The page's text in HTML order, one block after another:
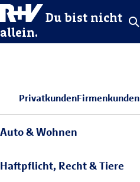
Du bist nicht
allein.
PrivatkundenFirmenkunden
Auto & Wohnen
Haftpflicht, Recht & Tiere